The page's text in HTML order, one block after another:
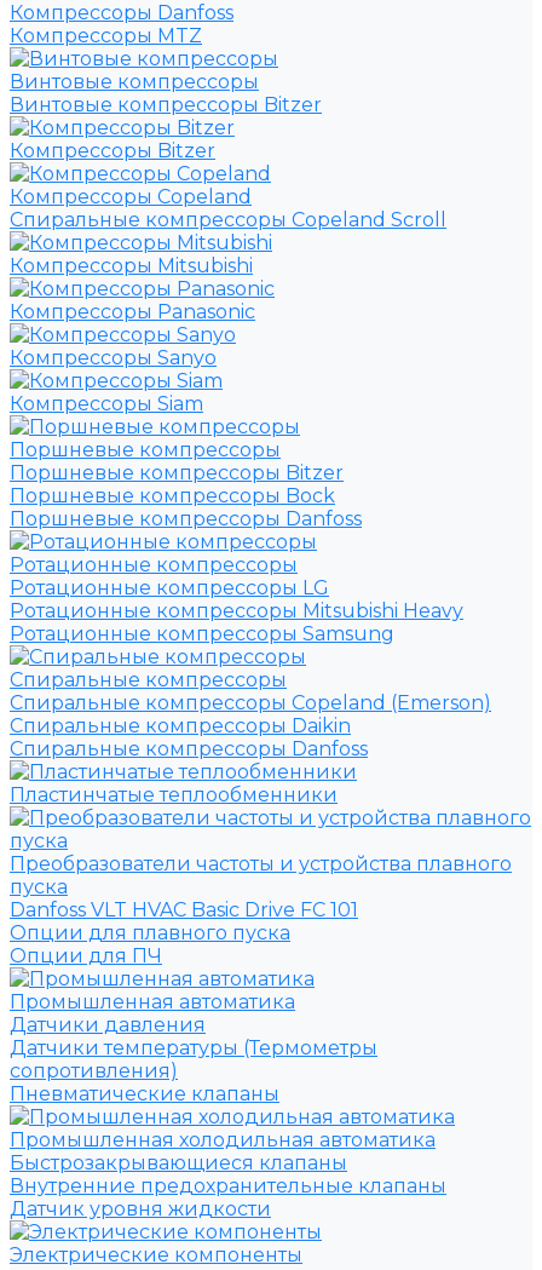
Компрессоры Danfoss
Компрессоры MTZ
Винтовые компрессоры
Винтовые компрессоры Bitzer
Компрессоры Bitzer
Компрессоры Copeland
Спиральные компрессоры Copeland Scroll
Компрессоры Mitsubishi
Компрессоры Panasonic
Компрессоры Sanyo
Компрессоры Siam
Поршневые компрессоры
Поршневые компрессоры Bitzer
Поршневые компрессоры Bock
Поршневые компрессоры Danfoss
Ротационные компрессоры
Ротационные компрессоры LG
Ротационные компрессоры Mitsubishi Heavy
Ротационные компрессоры Samsung
Спиральные компрессоры
Спиральные компрессоры Copeland (Emerson)
Спиральные компрессоры Daikin
Спиральные компрессоры Danfoss
Пластинчатые теплообменники
Преобразователи частоты и устройства плавного
пуска
Danfoss VLT HVAC Basic Drive FC 101
Опции для плавного пуска
Опции для ПЧ
Промышленная автоматика
Датчики давления
Датчики температуры (Термометры
сопротивления)
Пневматические клапаны
Промышленная холодильная автоматика
Быстрозакрывающиеся клапаны
Внутренние предохранительные клапаны
Датчик уровня жидкости
Электрические компоненты